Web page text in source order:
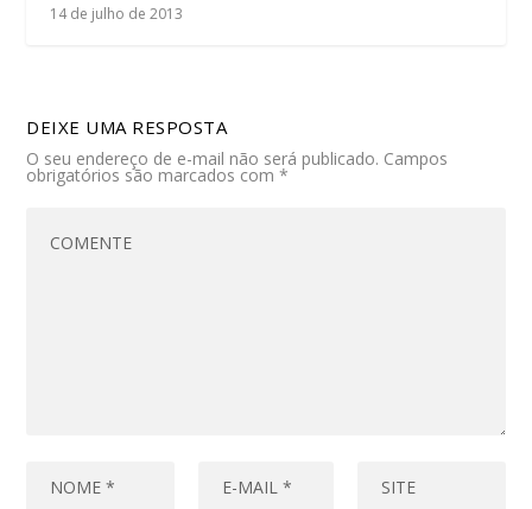
14 de julho de 2013
DEIXE UMA RESPOSTA
O seu endereço de e-mail não será publicado. Campos
obrigatórios são marcados com*